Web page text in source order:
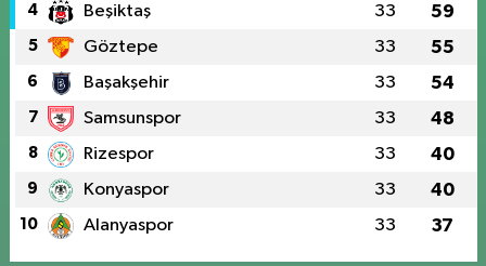
4 Beşiktaş 33 59
5 Göztepe 33 55
6 Başakşehir 33 54
7 Samsunspor 33 48
8 Rizespor 33 40
9 Konyaspor 33 40
10 Alanyaspor 33 37